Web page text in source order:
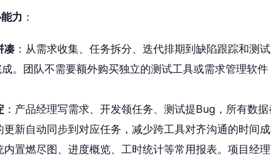
力 ：
凑：从需求收集、任务拆分、迭代排期到缺陷跟踪和测试
。团队不需要额外购买独立的测试工具或需求管理软
：产品经理写需求、开发领任务、测试提Bug，所有数
新自动同步到对应任务，减少跨工具对齐沟通的时间成
内置燃尽图、进度概览、工时统计等常用报表。项目经